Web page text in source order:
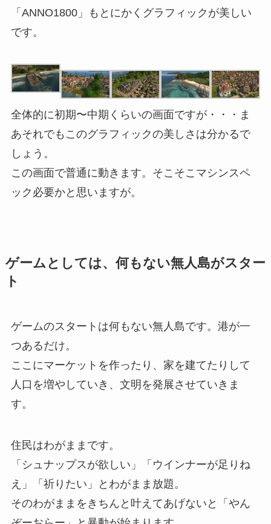
「ANNO1800」もとにかくグラフィックが美しい
です。
全体的に初期〜中期くらいの画面ですが・・・ま
あそれでもこのグラフィックの美しさは分かるで
しょう。
この画面で普通に動きます。そこそこマシンスペ
ック必要かと思いますが。
ゲームとしては、何もない無人島がスター
ト
ゲームのスタートは何もない無人島です。港が一
つあるだけ。
ここにマーケットを作ったり、家を建てたりして
人口を増やしていき、文明を発展させていきま
す。
住民はわがままです。
「シュナップスが欲しい」「ウインナーが足りね
え」「祈りたい」とわがまま放題。
そのわがままをきちんと叶えてあげないと「やん